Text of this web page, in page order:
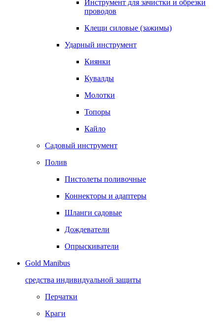
Инструмент для зачистки и обрезки
проводов
Клещи силовые (зажимы)
Ударный инструмент
Киянки
Кувалды
Молотки
Топоры
Кайло
Садовый инструмент
Полив
Пистолеты поливочные
Коннекторы и адаптеры
Шланги садовые
Дождеватели
Опрыскиватели
Gold Manibus
средства индивидуальной защиты
Перчатки
Краги